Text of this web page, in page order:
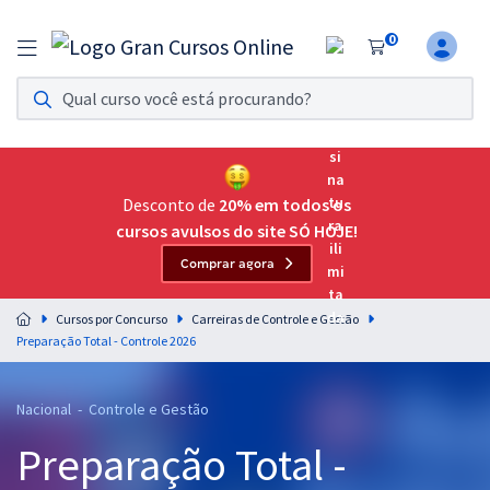
0
Assinatura Ilimitada 11
Acesso a todos os cursos. Teste grátis por 7 dias!
Assinatura OAB Até Passar
Acesso ilimitado a toda preparação para o Exame da
Residências Multiprofissionais
Preparação completa e intensiva para as principais
residências em saúde do Brasil
Cursos 20% OFF
Desconto de 20% em todos os
cursos avulsos do site SÓ HOJE!
Comprar agora
Cursos por Concurso
Carreiras de Controle e Gestão
Preparação Total - Controle 2026
Nacional - Controle e Gestão
Preparação Total -